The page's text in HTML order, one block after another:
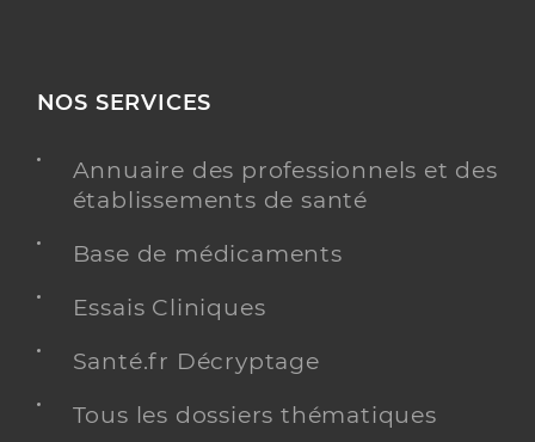
NOS SERVICES
Annuaire des professionnels et des
établissements de santé
Base de médicaments
Essais Cliniques
Santé.fr Décryptage
Tous les dossiers thématiques